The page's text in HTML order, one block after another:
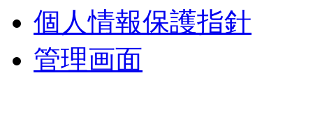
個人情報保護指針
管理画面